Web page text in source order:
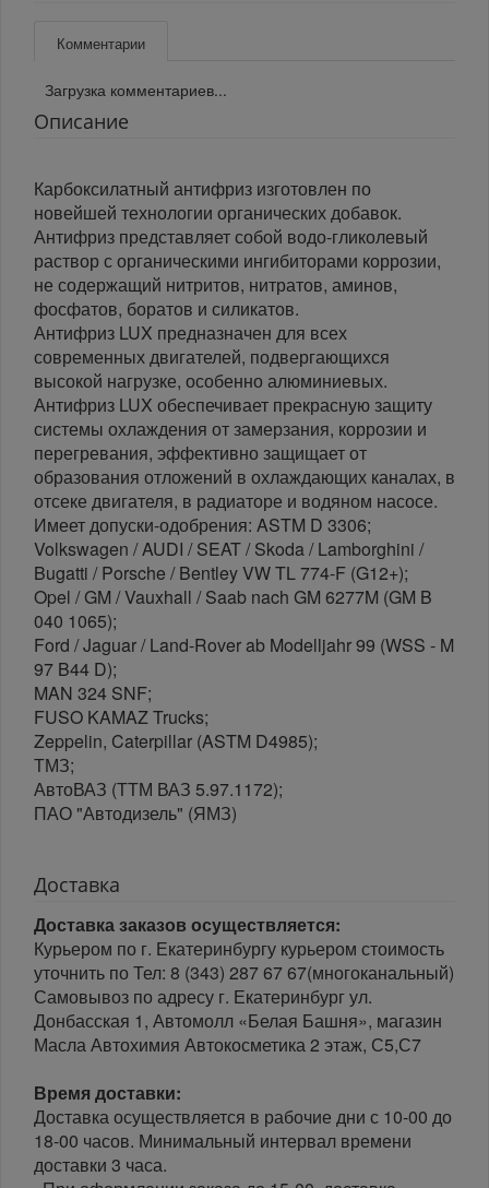
Комментарии
Загрузка комментариев...
Описание
Карбоксилатный антифриз изготовлен по
новейшей технологии органических добавок.
Антифриз представляет собой водо-гликолевый
раствор с органическими ингибиторами коррозии,
не содержащий нитритов, нитратов, аминов,
фосфатов, боратов и силикатов.
Антифриз LUX предназначен для всех
современных двигателей, подвергающихся
высокой нагрузке, особенно алюминиевых.
Антифриз LUX обеспечивает прекрасную защиту
системы охлаждения от замерзания, коррозии и
перегревания, эффективно защищает от
образования отложений в охлаждающих каналах, в
отсеке двигателя, в радиаторе и водяном насосе.
Имеет допуски-одобрения: ASTM D 3306;
Volkswagen / AUDI / SEAT / Skoda / Lamborghini /
Bugatti / Porsche / Bentley VW TL 774-F (G12+);
Opel / GM / Vauxhall / Saab nach GM 6277M (GM B
040 1065);
Ford / Jaguar / Land-Rover ab Modelljahr 99 (WSS - M
97 B44 D);
MAN 324 SNF;
FUSO KAMAZ Trucks;
Zeppelin, Caterpillar (ASTM D4985);
ТМЗ;
АвтоВАЗ (ТТМ ВАЗ 5.97.1172);
ПАО "Автодизель" (ЯМЗ)
Доставка
Доставка заказов осуществляется:
Курьером по г. Екатеринбургу курьером стоимость
уточнить по Тел: 8 (343) 287 67 67(многоканальный)
Самовывоз по адресу г. Екатеринбург ул.
Донбасская 1, Автомолл «Белая Башня», магазин
Масла Автохимия Автокосметика 2 этаж, С5,С7
Время доставки:
Доставка осуществляется в рабочие дни с 10-00 до
18-00 часов. Минимальный интервал времени
доставки 3 часа.